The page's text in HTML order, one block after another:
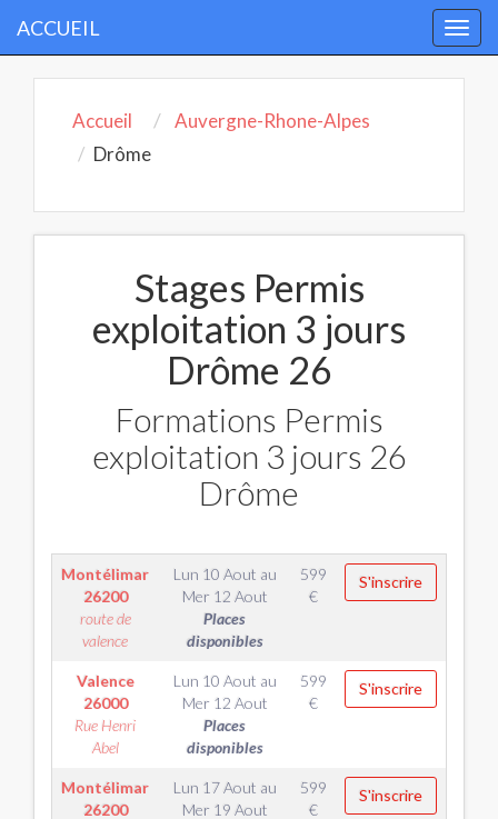
ACCUEIL
Accueil
Auvergne-Rhone-Alpes
Drôme
Stages Permis
exploitation 3 jours
Drôme 26
Formations Permis
exploitation 3 jours 26
Drôme
Montélimar
26200
route de
valence
Lun 10 Aout au
Mer 12 Aout
Places
disponibles
599
€
S'inscrire
Valence
26000
Rue Henri
Abel
Lun 10 Aout au
Mer 12 Aout
Places
disponibles
599
€
S'inscrire
Montélimar
26200
Lun 17 Aout au
Mer 19 Aout
599
€
S'inscrire